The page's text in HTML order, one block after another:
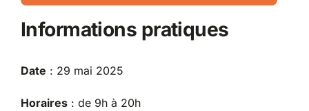
Informations pratiques
Date : 29 mai 2025
Horaires: de 9h à 20h